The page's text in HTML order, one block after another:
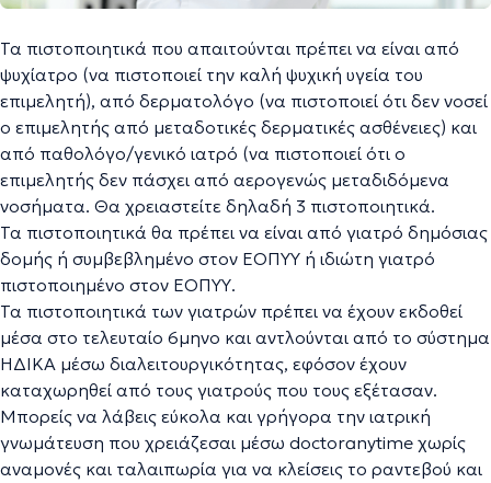
Τα πιστοποιητικά που απαιτούνται πρέπει να είναι από
ψυχίατρο (να πιστοποιεί την καλή ψυχική υγεία του
επιμελητή), από δερματολόγο (να πιστοποιεί ότι δεν νοσεί
ο επιμελητής από μεταδοτικές δερματικές ασθένειες) και
από παθολόγο/γενικό ιατρό (να πιστοποιεί ότι ο
επιμελητής δεν πάσχει από αερογενώς μεταδιδόμενα
νοσήματα. Θα χρειαστείτε δηλαδή 3 πιστοποιητικά.
Τα πιστοποιητικά θα πρέπει να είναι από γιατρό δημόσιας
δομής ή συμβεβλημένο στον ΕΟΠΥΥ ή ιδιώτη γιατρό
πιστοποιημένο στον ΕΟΠΥΥ.
Τα πιστοποιητικά των γιατρών πρέπει να έχουν εκδοθεί
μέσα στο τελευταίο 6μηνο και αντλούνται από το σύστημα
ΗΔΙΚΑ μέσω διαλειτουργικότητας, εφόσον έχουν
καταχωρηθεί από τους γιατρούς που τους εξέτασαν.
Μπορείς να λάβεις εύκολα και γρήγορα την ιατρική
γνωμάτευση που χρειάζεσαι μέσω doctoranytime χωρίς
αναμονές και ταλαιπωρία για να κλείσεις το ραντεβού και